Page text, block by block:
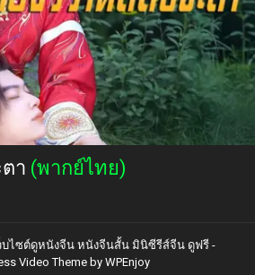
า (พากย์ไทย)
บไซต์ดูหนังจีน หนังจีนสั้น มินิซีรีส์จีน ดูฟรี -
Video Themeby WPEnjoy